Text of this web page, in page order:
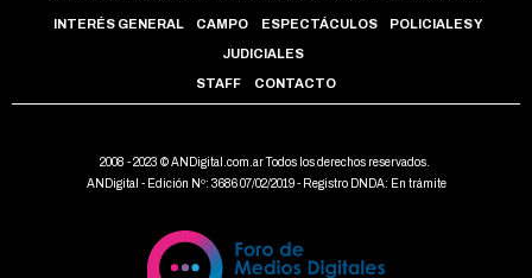
INTERÉS GENERAL CAMPO ESPECTÁCULOS POLICIALES Y
JUDICIALES
STAFF CONTACTO
2008 - 2023 © ANDigital.com.ar Todos los derechos reservados.
ANDigital - Edición Nº: 3686 07/02/2019 - Registro DNDA: En trámite